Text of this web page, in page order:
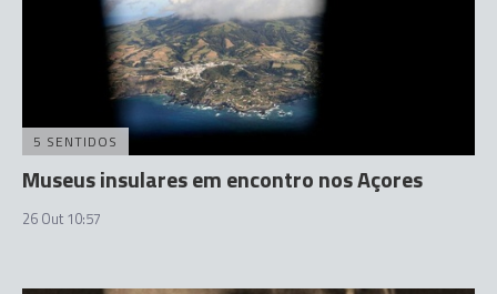
5 SENTIDOS
Museus insulares em encontro nos Açores
26 Out 10:57